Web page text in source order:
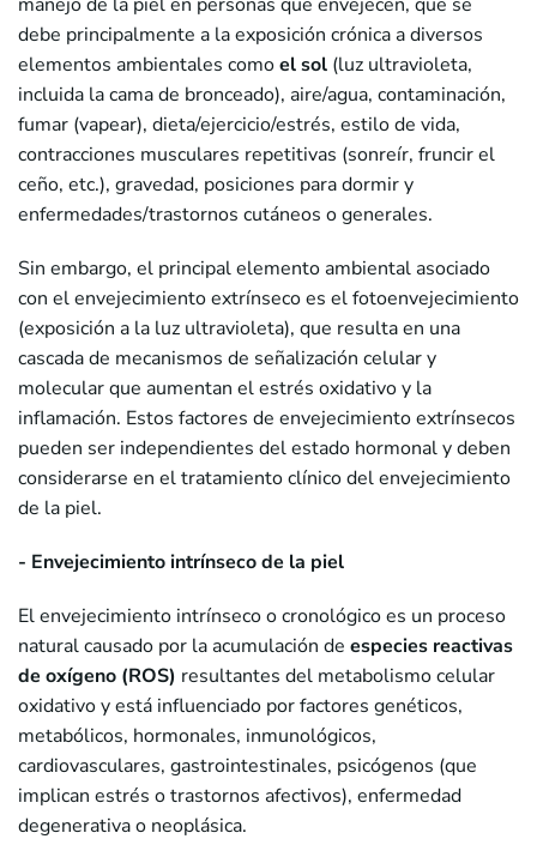
debe principalmente a la exposición crónica a diversos
elementos ambientales comoel sol (luz ultravioleta,
incluida la cama de bronceado), aire/agua, contaminación,
fumar (vapear), dieta/ejercicio/estrés, estilo de vida,
contracciones musculares repetitivas (sonreír, fruncir el
ceño, etc.), gravedad, posiciones para dormir y
enfermedades/trastornos cutáneos o generales.
Sin embargo, el principal elemento ambiental asociado
con el envejecimiento extrínseco es el fotoenvejecimiento
(exposición a la luz ultravioleta), que resulta en una
cascada de mecanismos de señalización celular y
molecular que aumentan el estrés oxidativo y la
inflamación. Estos factores de envejecimiento extrínsecos
pueden ser independientes del estado hormonal y deben
considerarse en el tratamiento clínico del envejecimiento
de la piel.
- Envejecimiento intrínseco de la piel
El envejecimiento intrínseco o cronológico es un proceso
natural causado por la acumulación de especies reactivas
de oxígeno (ROS) resultantes del metabolismo celular
oxidativo y está influenciado por factores genéticos,
metabólicos, hormonales, inmunológicos,
cardiovasculares, gastrointestinales, psicógenos (que
implican estrés o trastornos afectivos), enfermedad
degenerativa o neoplásica.